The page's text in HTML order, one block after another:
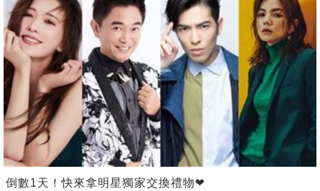
倒數1天！快來拿明星獨家交換禮物❤